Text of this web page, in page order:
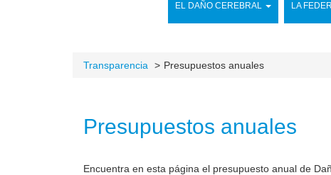
EL DAÑO CEREBRAL LA
Transparencia Presupuestos anuales
Presupuestos anuales
Encuentra en esta página el presupuesto anual de